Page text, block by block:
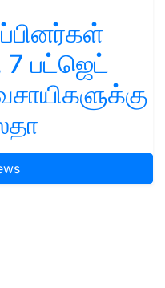
7 பட்ஜெட்